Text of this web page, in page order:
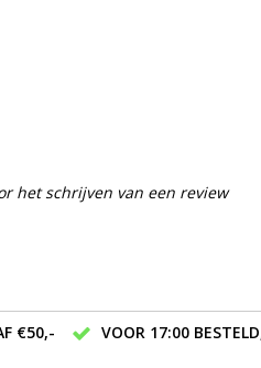
het schrijven van een review
€50,-
VOOR 17:00